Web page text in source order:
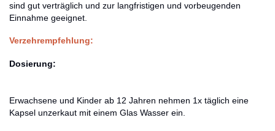
sind gut verträglich und zur langfristigen und vorbeugenden
Einnahme geeignet.
Verzehrempfehlung:
Dosierung:
Erwachsene und Kinder ab 12 Jahren nehmen 1x täglich eine
Kapsel unzerkaut mit einem Glas Wasser ein.